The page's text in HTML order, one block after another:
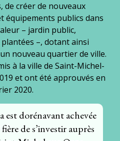
de créer de nouveaux
équipements publics dans
– jardin public,
–, dotant ainsi
nouveau quartier de ville.
à la ville de Saint-Michel-
et ont été approuvés en
2020.
dorénavant achevée
de s’investir auprès